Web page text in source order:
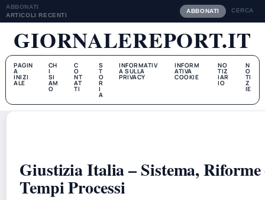
ABBONATI
ARTICOLI RECENTI
ABBONATI CERCA
GIORNALEREPORT.IT
PAGIN
A
INIZI
ALE
CH
I
SI
AM
O
C
O
NT
AT
TI
S
T
O
R
I
A
INFORMATIV
A SULLA
PRIVACY
INFORM
ATIVA
COOKIE
NO
TIZ
IAR
IO
N
O
TI
Z
IE
Giustizia Italia – Sistema, Riforme
Tempi Processi